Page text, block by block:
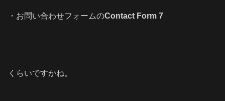
・お問い合わせフォームのContact Form 7
くらいですかね。